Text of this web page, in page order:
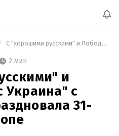
С "хорошими русскими" и Лободой: "Мисс Украина" с размахом отпраздновала 31-летие в Сен-Тропе
2 мин
и
Украина" с
31-